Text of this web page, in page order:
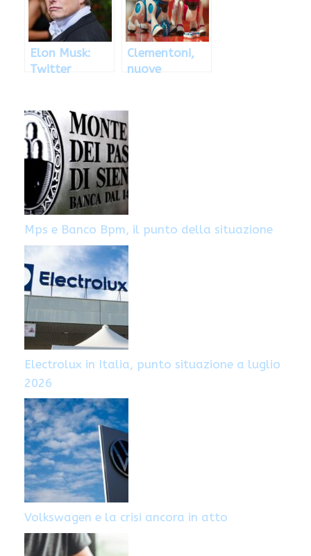
vitae
Elon Musk:
Twitter
Clementoni,
nuove
Mps e Banco Bpm, il punto della situazione
Electrolux in Italia, punto situazione a luglio
2026
Volkswagen e la crisi ancora in atto